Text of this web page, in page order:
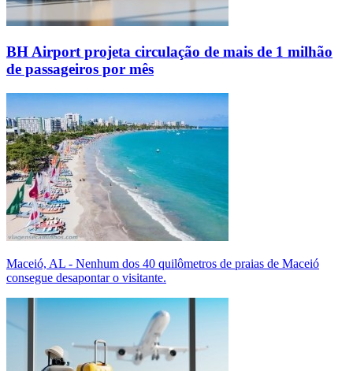
BH Airport projeta circulação de mais de 1 milhão
de passageiros por mês
Maceió, AL - Nenhum dos 40 quilômetros de praias de Maceió
consegue desapontar o visitante.